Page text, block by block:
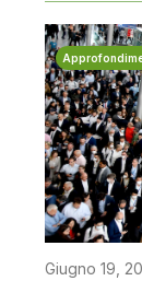
Giugno 19,